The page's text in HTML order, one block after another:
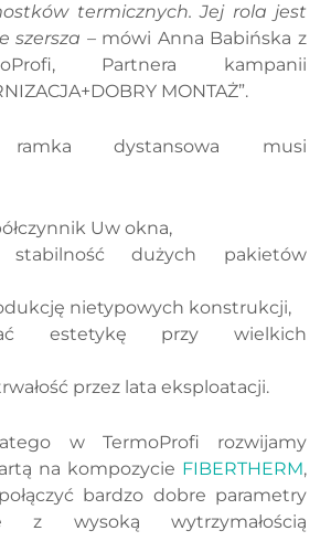
termicznych. Jej rola jest
szersza –mówi Anna Babińska z
Partnera kampanii
MONTAŻ”.
ramka dystansowa musi
Uw okna,
dużych pakietów
nietypowych konstrukcji,
estetykę przy wielkich
przez lata eksploatacji.
w TermoProfi rozwijamy
na kompozycie FIBERTHERM,
bardzo dobre parametry
z wysoką wytrzymałością